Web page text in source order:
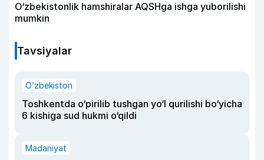
O‘zbekistonlik hamshiralar AQSHga ishga yuborilishi
mumkin
Tavsiyalar
O‘zbekiston
Toshkentda o‘pirilib tushgan yo‘l qurilishi bo‘yicha
6 kishiga sud hukmi o‘qildi
Madaniyat